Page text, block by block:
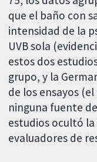
que el baño con
intensidad de la
UVB sola
estos dos
grupo, y la
de los ensayos
ninguna fuente
estudios ocultó
evaluadores de